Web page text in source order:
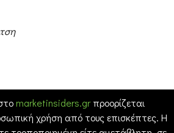
marketinsiders.grπροορίζεται
χρήση από τους επισκέπτες. Η